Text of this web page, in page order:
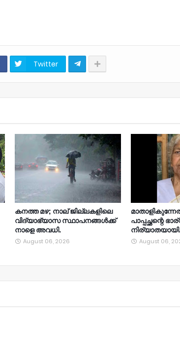
Twitter
കനത്ത മഴ; നാല്‌ ജില്ലകളിലെ
വിദ്യാഭ്യാസ സ്ഥാപനങ്ങൾക്ക്
നാളെ അവധി.
August 06, 2026
പാപ്പച്ഛന്റെ
August 06,